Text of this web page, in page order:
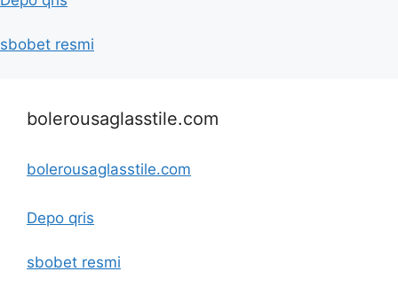
sbobet resmi
bolerousaglasstile.com
bolerousaglasstile.com
Depo qris
sbobet resmi